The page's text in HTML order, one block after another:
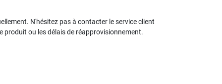
N'hésitez pas à contacter le service client
produit ou les délais de réapprovisionnement.